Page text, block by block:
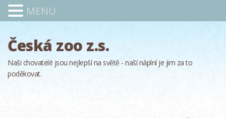
Česká zoo z.s.
Naši chovatelé jsou nejlepší na světě - naší náplní je jim za to
poděkovat.
MENU